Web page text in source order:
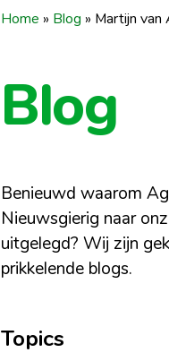
Home » Blog » Martijn van
Blog
Benieuwd waarom
Nieuwsgierig naar
uitgelegd? Wij zijn
prikkelende blogs.
Topics